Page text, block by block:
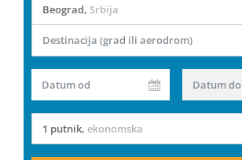
Beograd, Srbija
Destinacija (grad ili aerodrom)
Datum od Datum do
1 putnik, ekonomska